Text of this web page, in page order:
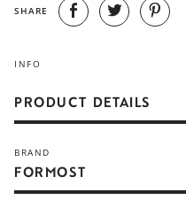
SHARE
INFO
PRODUCT DETAILS
Kühn, Formost-
geschriebene Grußkarte.
BRAND
FORMOST